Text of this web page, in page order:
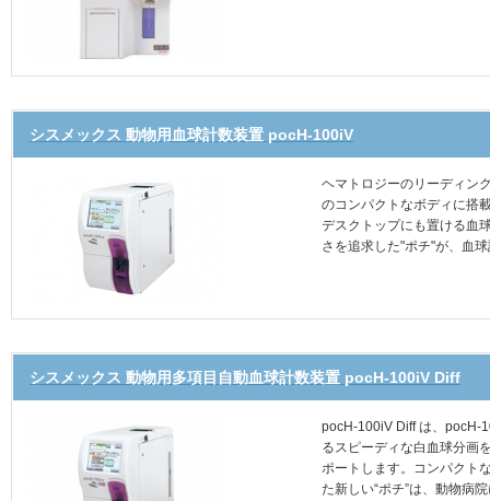
シスメックス 動物用血球計数装置 pocH-100iV
ヘマトロジーのリーディン
のコンパクトなボディに搭
デスクトップにも置ける血
さを追求した"ポチ"が、血
シスメックス 動物用多項目自動血球計数装置 pocH-100iV Diff
pocH-100iV Diff は、pocH-
るスピーディな白血球分画
ポートします。コンパクト
た新しい“ポチ”は、動物病